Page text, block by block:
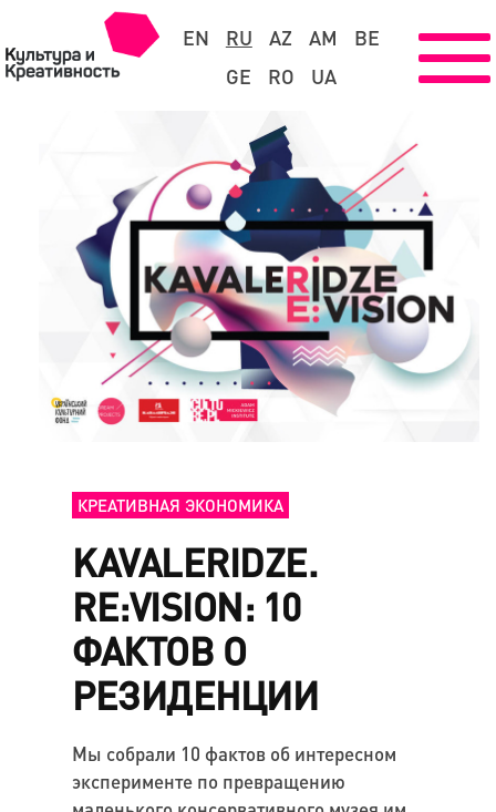
EN RU AZ AM
BE
GE
RO UA
КРЕАТИВНАЯ ЭКОНОМИКА
KAVALERIDZE.
RE:VISION: 10
ФАКТОВ О
РЕЗИДЕНЦИИ
Мы собрали 10 фактов об интересном
эксперименте по превращению